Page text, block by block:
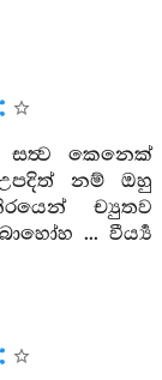
සත්‍ව කෙනෙක්
නම් ඔහු
ච්‍යුතව
... වීර්‍ය්‍ය